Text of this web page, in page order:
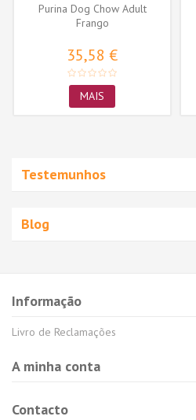
Purina Dog Chow Adult
Frango
35,58 €
MAIS
Testemunhos
Blog
Informação
Livro de Reclamações
A minha conta
Contacto